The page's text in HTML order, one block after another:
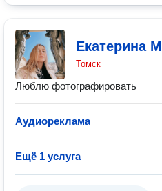
Екатерина
Томск
Люблю фотографировать
Аудиореклама
Ещё 1 услуга